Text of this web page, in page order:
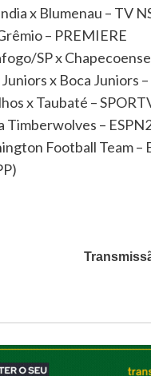
x Blumenau – TV
– PREMIERE
SP x
x Boca Juniors –
x Taubaté –
Timberwolves –
Football Team –